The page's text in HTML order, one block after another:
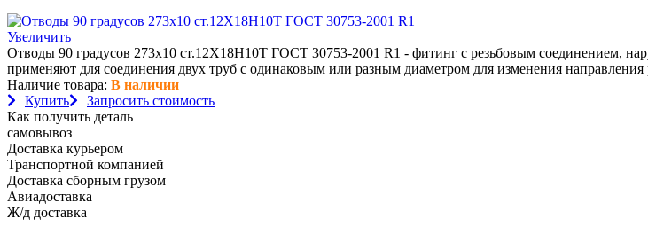
Увеличить
Отводы 90 градусов 273х10 ст.12Х18Н10Т ГОСТ 30753-2001 R1 - фитинг с резьбовым соединением,
применяют для соединения двух труб с одинаковым или разным диаметром для изменения направления
Наличие товара: В наличии
Купить
Запросить стоимость
Как получить деталь
самовывоз
Доставка курьером
Транспортной компанией
Доставка сборным грузом
Авиадоставка
Ж/д доставка